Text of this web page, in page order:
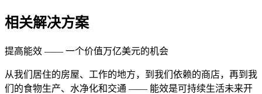
相关解决方案
提高能效 —— 一个价值万亿美元的机会
从我们居住的房屋、工作的地方，到我们依赖的商店，再到我
们的食物生产、水净化和交通 —— 能效是可持续生活未来开